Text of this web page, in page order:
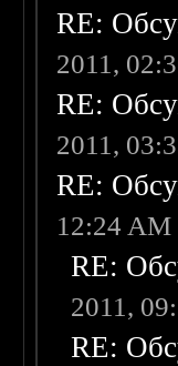
RE:
2011,
RE:
2011,
RE:
12:24 AM
RE:
2011,
RE: